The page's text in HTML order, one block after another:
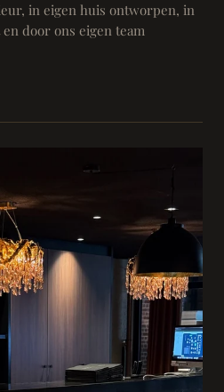
in eigen huis ontworpen, in
door ons eigen team